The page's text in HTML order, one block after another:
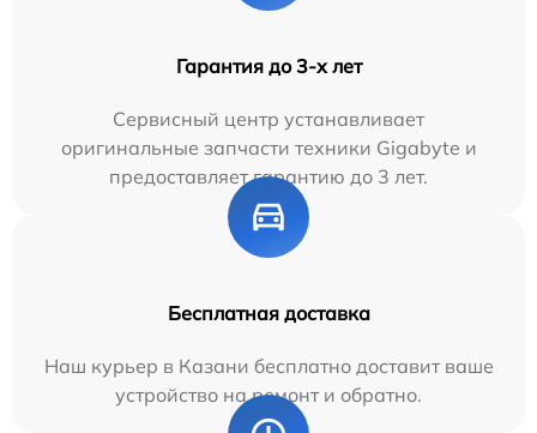
Гарантия до 3-х лет
Сервисный центр устанавливает
оригинальные запчасти техники Gigabyte и
предоставляет гарантию до 3 лет.
Бесплатная доставка
Наш курьер в Казани бесплатно доставит ваше
устройство на ремонт и обратно.